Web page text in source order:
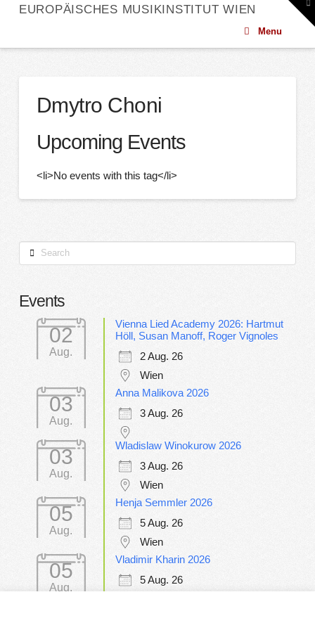
EUROPÄISCHES MUSIKINSTITUT WIEN
Menu
Dmytro Choni
Upcoming Events
<li>No events with this tag</li>
Search
Events
02
Aug.
Vienna Lied Academy 2026: Hartmut
Höll, Susan Manoff, Roger Vignoles
2 Aug. 26
Wien
03
Aug.
Anna Malikova 2026
3 Aug. 26
03
Aug.
Wladislaw Winokurow 2026
3 Aug. 26
Wien
05
Aug.
Henja Semmler 2026
5 Aug. 26
Wien
05
Aug.
Vladimir Kharin 2026
5 Aug. 26